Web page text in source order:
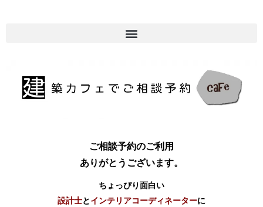
ご相談予約のご利用
ありがとうございます。
ちょっぴり面白い
設計士と インテリアコーディネーターに